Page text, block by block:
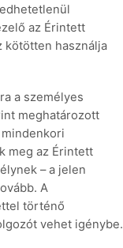
az Érintett
kötötten használja
a személyes
meghatározott
meg az Érintett
– a jelen
A
történő
vehet igénybe.